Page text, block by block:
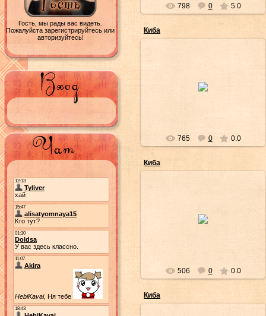
Гость, мы рады вас видеть.
Пожалуйста зарегистрируйтесь или
авторизуйтесь!
798 0 5.0
Киба
765 0 0.0
Киба
506 0 0.0
Киба